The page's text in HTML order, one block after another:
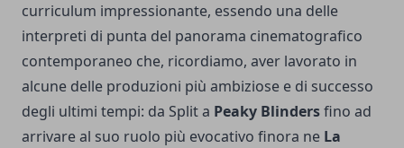
curriculum impressionante, essendo una delle
interpreti di punta del panorama cinematografico
contemporaneo che, ricordiamo, aver lavorato in
alcune delle produzioni più ambiziose e di successo
degli ultimi tempi: da Split a Peaky Blindersfino ad
arrivare al suo ruolo più evocativo finora ne La